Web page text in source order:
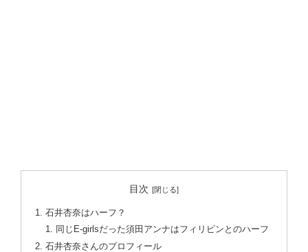
目次
石井杏奈はハーフ？
同じE-girlsだった須田アンナはフィリピンとのハーフ
石井杏奈さんのプロフィール